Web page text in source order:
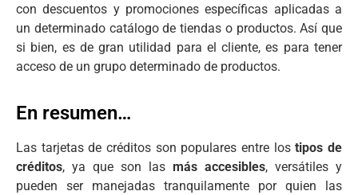
con descuentos y promociones específicas aplicadas a
un determinado catálogo de tiendas o productos. Así que
si bien, es de gran utilidad para el cliente, es para tener
acceso de un grupo determinado de productos.
En resumen…
Las tarjetas de créditos son populares entre lostipos de
créditos, ya que son las más accesibles, versátiles y
pueden ser manejadas tranquilamente por quien las